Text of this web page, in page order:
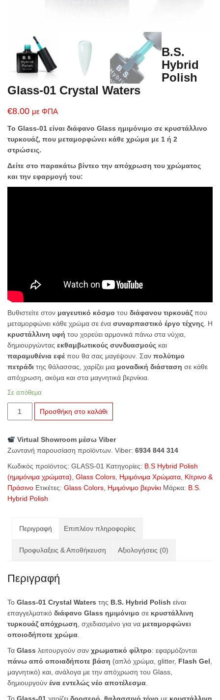
B.S.
Hybrid
Polish
Glass-01 Crystal Waters
€8.00 με ΦΠΑ
Το Glass-01 είναι διάφανο Glass ημιμόνιμο σε κρυστάλλινο
τυρκουάζ, που μεταμορφώνει κάθε χρώμα με 1 ή 2
στρώσεις.
Δείτε στο παρακάτω βίντεο την απόχρωση του χρώματος
και την εφαρμογή του:
Βυθιστείτε στον μαγευτικό κόσμο του διάφανου τιρκουάζ που
μεταμορφώνει κάθε χρώμα σε ένα συναρπαστικό έργο τέχνης . Η
κρυστάλλινη υφή του χορεύει αρμονικά πάνω στα νύχια,
δημιουργώντας εκθαμβωτικούς συνδυασμούς και
παραμυθένια εφέ που θα σας μαγέψουν. Σαν πολύτιμο
πετράδι της θάλασσας, χαρίζει μια μοναδική διάσταση σε κάθε
απόχρωση, ακόμα και στα μαγνητικά βερνίκια.
Σε απόθεμα
B.S.
Hybrid
Glass-
01
ποσότητα
Προσθήκη στο καλάθι
Virtual Showroom μέσω Viber
Ζωντανή παρουσίαση προϊόντων. Viber: 6934 844 314
Κωδικός προϊόντος: GLASS-01 Κατηγορίες: B.S Hybrid Polish
(ημιμόνιμα χρώματα) Glass Colors Ημιμόνιμα Χρώματα Κίτρινο &
Πράσινο Ετικέτες: Glass Colors Ημιμόνιμο βερνίκι Μάρκα: B.S.
Hybrid Polish
Περιγραφή Επιπλέον πληροφορίες
Προφυλαξεις & Αποθήκευση Αξιολογήσεις (0)
Περιγραφή
Το Glass-01 Crystal Waters της B.S. Hybrid Polish είναι
επαγγελματικό διάφανο Glass ημιμόνιμο σε κρυστάλλινη
τυρκουάζ απόχρωση , σχεδιασμένο για να μεταμορφώνει
οποιοδήποτε χρώμα
Τα Glass λειτουργούν σαν χρωματικό φίλτρο: εφαρμόζονται
πάνω από οποιαδήποτε βάση (απλό χρώμα, glitter, Flash Gel
μαγνητικό) και, ανάλογα με την απόχρωση του Glass,
δημιουργούν ένα εντελώς νέο αποτέλεσμα
Το Glass-01 χαρίζει δροσερό, θαλασσινό τόνο με κρυστάλλινη